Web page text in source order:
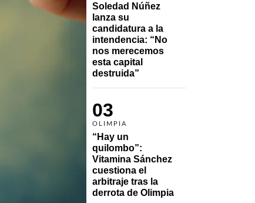
Soledad Núñez
lanza su
candidatura a la
intendencia: “No
nos merecemos
esta capital
destruida”
03
OLIMPIA
“Hay un
quilombo”:
Vitamina Sánchez
cuestiona el
arbitraje tras la
derrota de Olimpia